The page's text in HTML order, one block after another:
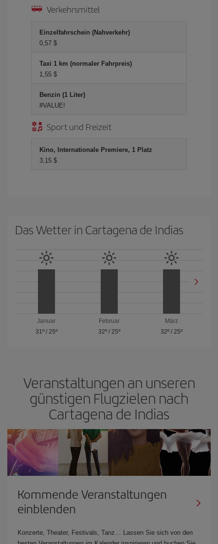
Verkehrsmittel
Einzelfahrschein (Nahverkehr)
0,57 $
Taxi 1 km (normaler Fahrpreis)
1,55 $
Benzin (1 Liter)
#VALUE!
Sport und Freizeit
Kino, Internationale Premiere, 1 Platz
3,15 $
Das Wetter in Cartagena de Indias
Januar
31º/ 25º
Februar
32º/ 25º
März
32º /25º
Veranstaltungen an unseren
günstigen Flugzielen nach
Cartagena de Indias
Kommende Veranstaltungen
einblenden
Konzerte, Theater, Festivals, Tanz… Lassen Sie sich von den